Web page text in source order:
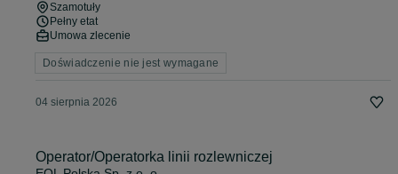
Szamotuły
Pełny etat
Umowa zlecenie
Doświadczenie nie jest wymagane
04 sierpnia 2026
Operator/Operatorka linii rozlewniczej